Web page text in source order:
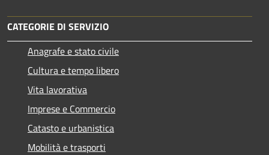
CATEGORIE DI SERVIZIO
Anagrafe e stato civile
Cultura e tempo libero
Vita lavorativa
Imprese e Commercio
Catasto e urbanistica
Mobilità e trasporti